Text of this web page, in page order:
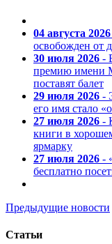
04 августа 2026
освобожден от
30 июля 2026 -
премию имени
поставят балет
29 июля 2026 -
его имя стало
27 июля 2026 -
книги в
ярмарку
27 июля 2026 -
бесплатно
Предыдущие новости
Статьи